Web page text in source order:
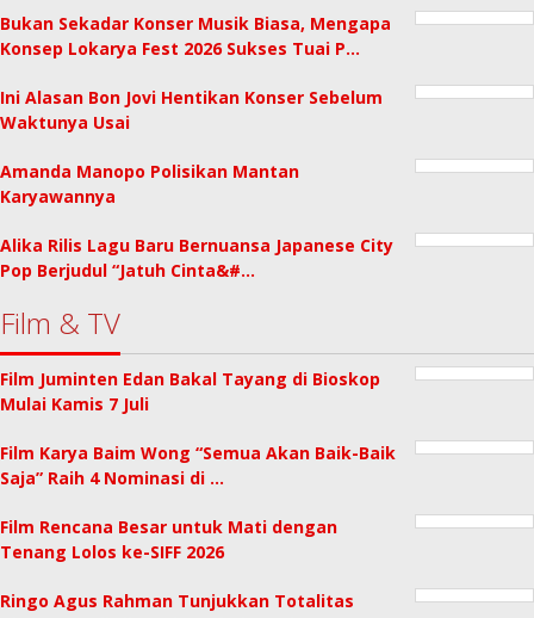
Bukan Sekadar Konser Musik Biasa, Mengapa
Konsep Lokarya Fest 2026 Sukses Tuai P…
Ini Alasan Bon Jovi Hentikan Konser Sebelum
Waktunya Usai
Amanda Manopo Polisikan Mantan
Karyawannya
Alika Rilis Lagu Baru Bernuansa Japanese City
Pop Berjudul “Jatuh Cinta&#…
Film & TV
Film Juminten Edan Bakal Tayang di Bioskop
Mulai Kamis 7 Juli
Film Karya Baim Wong “Semua Akan Baik-Baik
Saja” Raih 4 Nominasi di …
Film Rencana Besar untuk Mati dengan
Tenang Lolos ke-SIFF 2026
Ringo Agus Rahman Tunjukkan Totalitas